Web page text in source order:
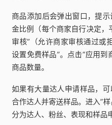
商品添加后会弹出窗口，提
金比例（每个商家自行决定，
审核”（允许商家审核通过或
设置免费样品”。点击”应用到
商品数量。
如果有大量达人申请样品，
合作达人并寄送样品。进入”
分为达人、粉丝、表现和样品